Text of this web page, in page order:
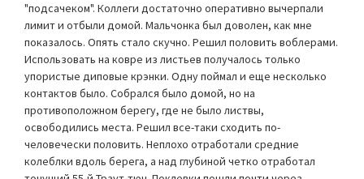
"подсачеком". Коллеги достаточно оперативно вычерпали
лимит и отбыли домой. Мальчонка был доволен, как мне
показалось. Опять стало скучно. Решил половить воблерами.
Использовать на ковре из листьев получалось только
упористые диповые крэнки. Одну поймал и еще несколько
контактов было. Собрался было домой, но на
противоположном берегу, где не было листвы,
освободились места. Решил все-таки сходить по-
человечески половить. Неплохо отработали средние
колеблки вдоль берега, а над глубиной четко отработал